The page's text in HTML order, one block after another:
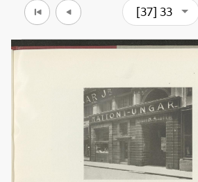
[37] 33